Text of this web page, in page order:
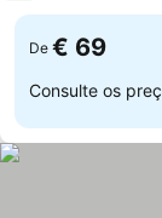
De € 69
Consulte os